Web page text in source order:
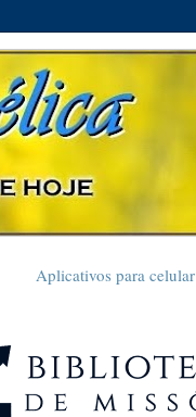
Aplicativos para celular